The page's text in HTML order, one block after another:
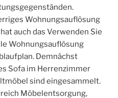
Wohnungsauflösung
auch das Verwenden Sie
Wohnungsauflösung
Demnächst
Sofa im Herrenzimmer
sind eingesammelt.
Möbelentsorgung,